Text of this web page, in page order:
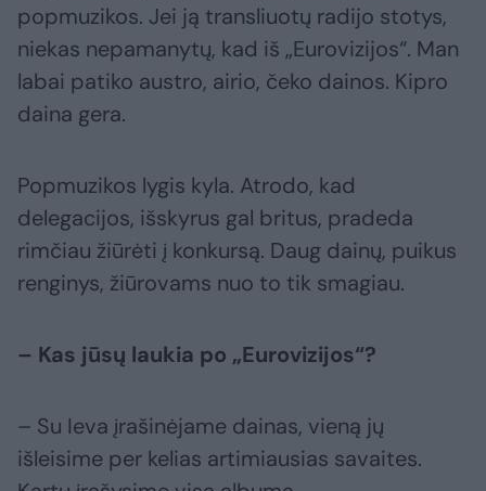
popmuzikos. Jei ją transliuotų radijo stotys,
niekas nepamanytų, kad iš „Eurovizijos“. Man
labai patiko austro, airio, čeko dainos. Kipro
daina gera.
Popmuzikos lygis kyla. Atrodo, kad
delegacijos, išskyrus gal britus, pradeda
rimčiau žiūrėti į konkursą. Daug dainų, puikus
renginys, žiūrovams nuo to tik smagiau.
– Kas jūsų laukia po „Eurovizijos“?
– Su Ieva įrašinėjame dainas, vieną jų
išleisime per kelias artimiausias savaites.